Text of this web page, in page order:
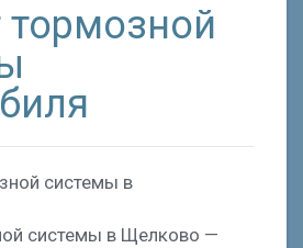
системы в Щелково —